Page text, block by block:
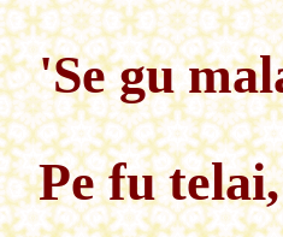
'Se gu
Pe fu telai,